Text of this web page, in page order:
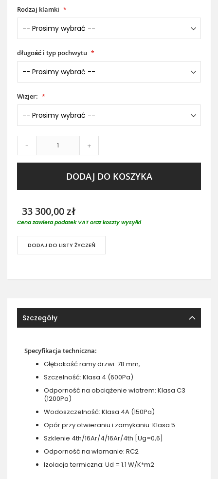
Rodzaj klamki
długość i typ pochwytu
Wizjer:
- +
DODAJ DO KOSZYKA
33 300,00 zł
Cena zawiera podatek VAT oraz koszty wysyłki
DODAJ DO LISTY ŻYCZEŃ
Szczegóły